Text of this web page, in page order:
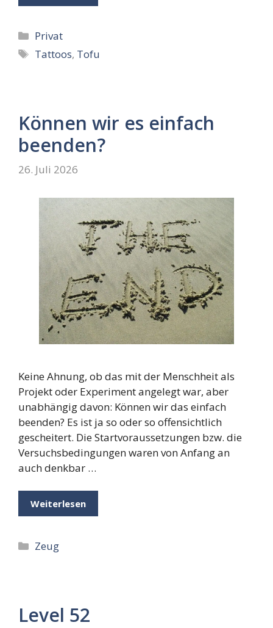
Kategorien
Privat
Schlagwörter
Tattoos, Tofu
Können wir es einfach
beenden?
26. Juli 2026
Keine Ahnung, ob das mit der Menschheit als
Projekt oder Experiment angelegt war, aber
unabhängig davon: Können wir das einfach
beenden? Es ist ja so oder so offensichtlich
gescheitert. Die Startvoraussetzungen bzw. die
Versuchsbedingungen waren von Anfang an
auch denkbar …
Weiterlesen
Kategorien
Zeug
Level 52